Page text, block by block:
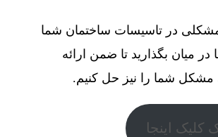
در تاسیسات ساختمان شما
در میان بگذارید تا ضمن ارائه
مشکل شما را نیز حل کنیم.
کلیک اینجا